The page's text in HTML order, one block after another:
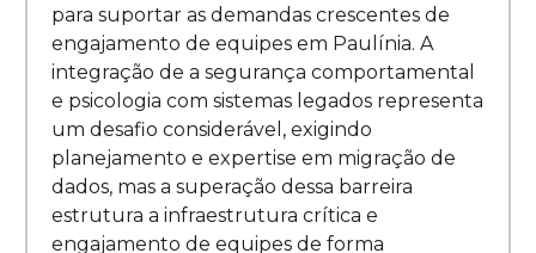
para suportar as demandas crescentes de
engajamento de equipes em Paulínia. A
integração de a segurança comportamental
e psicologia com sistemas legados representa
um desafio considerável, exigindo
planejamento e expertise em migração de
dados, mas a superação dessa barreira
estrutura a infraestrutura crítica e
engajamento de equipes de forma